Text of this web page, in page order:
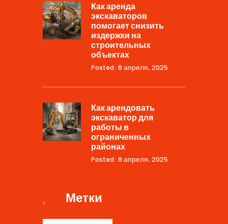
Как аренда
экскаваторов
помогает снизить
издержки на
строительных
объектах
Posted: 8 апреля, 2025
Как арендовать
экскаватор для
работы в
ограниченных
районах
Posted: 8 апреля, 2025
Метки